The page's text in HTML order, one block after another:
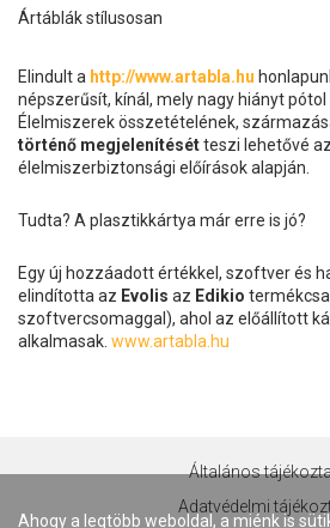
Ártáblák stílusosan
Elindult a http://www.artabla.hu
népszerűsít, kínál, mely nagy hiányt pótol
Élelmiszerek összetételének,
történő megjelenítésétteszi lehetővé
élelmiszerbiztonsági előírások alapján.
Tudta? A plasztikkártya már erre is jó?
Egy új hozzáadott értékkel, szoftver és
elindította az Evolis az Edikio
szoftvercsomaggal), ahol az előállított
alkalmasak. www.artabla.hu
Általános
Adatvédelmi
Ahogy a legtöbb weboldal, a miénk is